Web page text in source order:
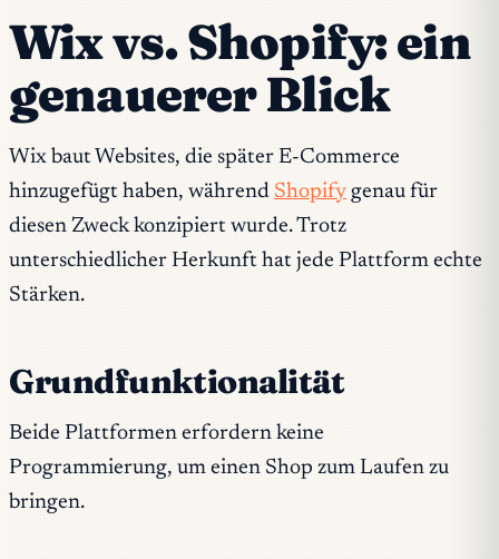
Wix vs. Shopify: ein
genauerer Blick
Wix baut Websites, die später E-Commerce
hinzugefügt haben, während Shopify genau für
diesen Zweck konzipiert wurde. Trotz
unterschiedlicher Herkunft hat jede Plattform echte
Stärken.
Grundfunktionalität
Beide Plattformen erfordern keine
Programmierung, um einen Shop zum Laufen zu
bringen.